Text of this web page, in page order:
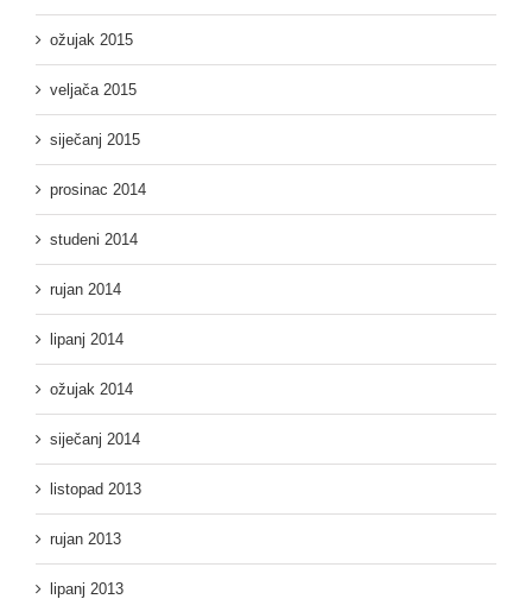
ožujak 2015
veljača 2015
siječanj 2015
prosinac 2014
studeni 2014
rujan 2014
lipanj 2014
ožujak 2014
siječanj 2014
listopad 2013
rujan 2013
lipanj 2013